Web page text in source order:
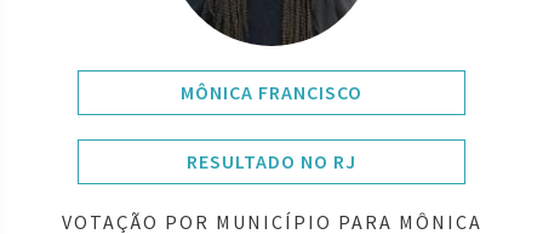
MÔNICA FRANCISCO
RESULTADO NO RJ
VOTAÇÃO POR MUNICÍPIO PARA MÔNICA